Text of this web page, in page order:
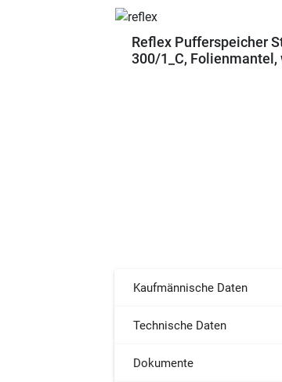
Reflex Pufferspeicher
300/1_C, Folienmantel,
Kaufmännische Daten
Technische Daten
Dokumente